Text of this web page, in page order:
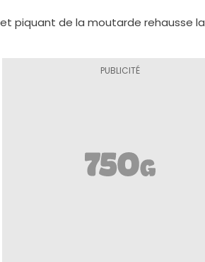
piquant de la moutarde rehausse la